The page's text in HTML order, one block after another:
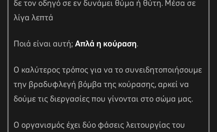
δε τον οδηγό σε εν δυνάμει θύμα ή θύτη. Μέσα σε
λίγα λεπτά
Ποιά είναι αυτή; Απλά η κούραση.
Ο καλύτερος τρόπος για να το συνειδητοποιήσουμε
την βραδυφλεγή βόμβα της κούρασης, αρκεί να
δούμε τις διεργασίες που γίνονται στο σώμα μας.
Ο οργανισμός έχει δύο φάσεις λειτουργίας του